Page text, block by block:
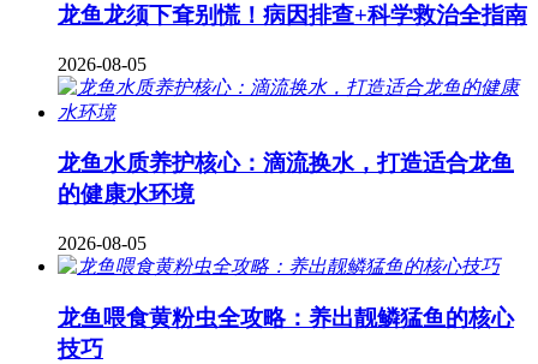
龙鱼龙须下耷别慌！病因排查+科学救治全指南
2026-08-05
龙鱼水质养护核心：滴流换水，打造适合龙鱼
的健康水环境
2026-08-05
龙鱼喂食黄粉虫全攻略：养出靓鳞猛鱼的核心
技巧